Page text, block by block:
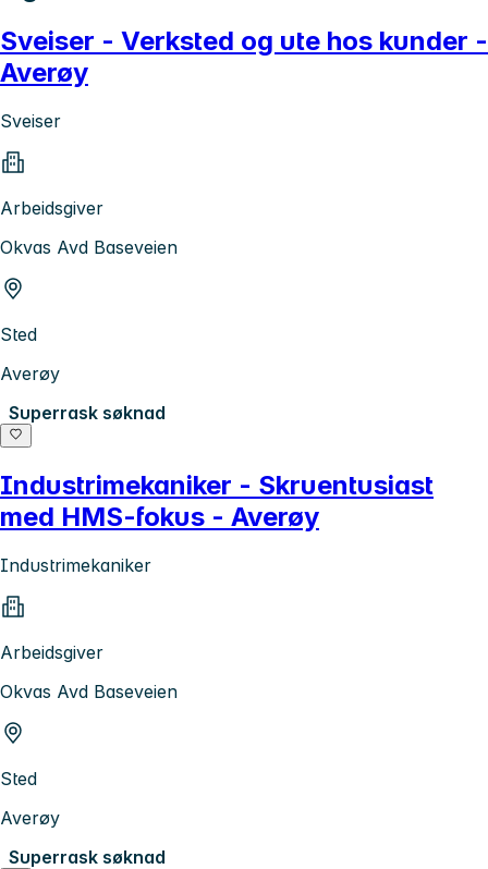
Sveiser - Verksted og ute hos kunder -
Averøy
Sveiser
Arbeidsgiver
Okvas Avd Baseveien
Sted
Averøy
Superrask søknad
Industrimekaniker - Skruentusiast
med HMS-fokus - Averøy
Industrimekaniker
Arbeidsgiver
Okvas Avd Baseveien
Sted
Averøy
Superrask søknad